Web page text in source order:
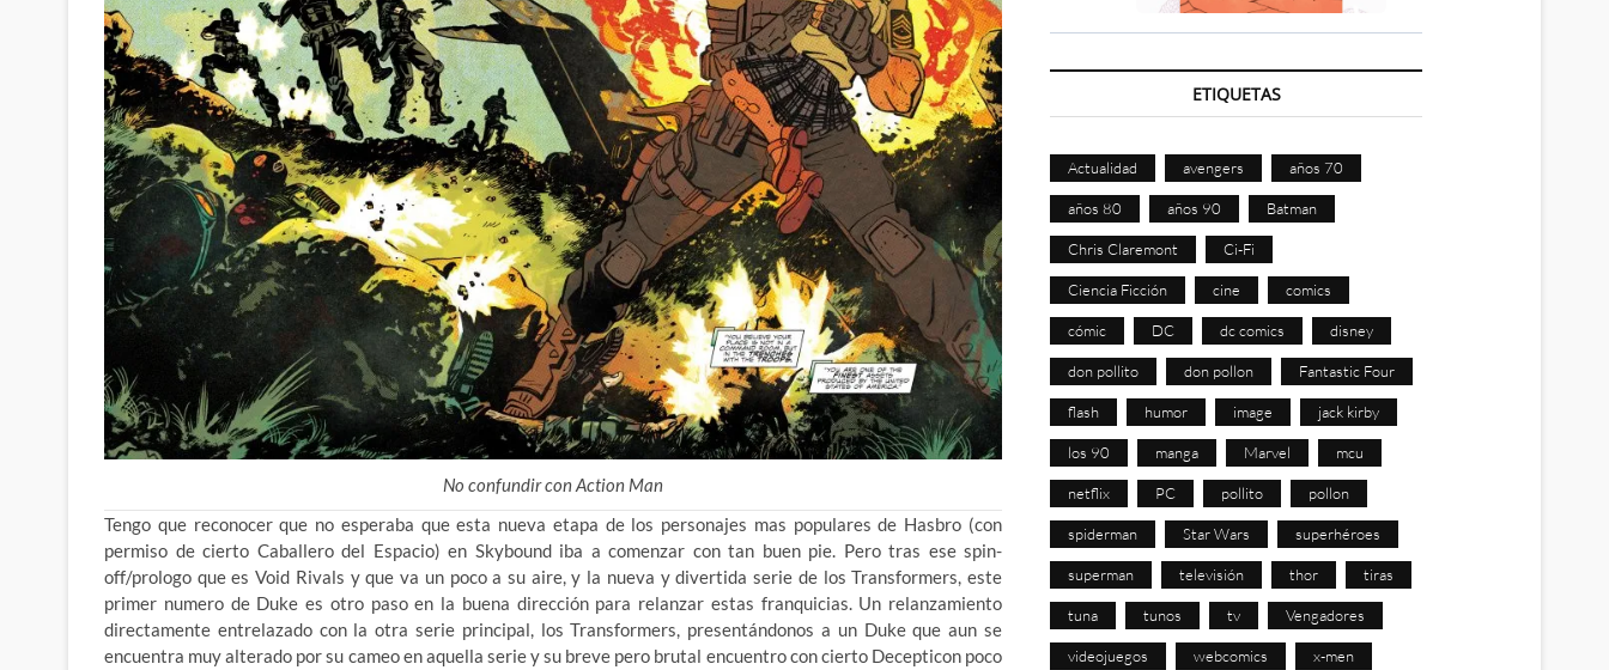
No confundir con Action Man
Tengo que reconocer que no esperaba que esta nueva etapa de los personajes mas populares de Hasbro (con
permiso de cierto Caballero del Espacio) en Skybound iba a comenzar con tan buen pie. Pero tras ese spin-
off/prologo que es Void Rivals y que va un poco a su aire, y la nueva y divertida serie de los Transformers, este
primer numero de Duke es otro paso en la buena dirección para relanzar estas franquicias. Un relanzamiento
directamente entrelazado con la otra serie principal, los Transformers, presentándonos a un Duke que aun se
encuentra muy alterado por su cameo en aquella serie y su breve pero brutal encuentro con cierto Decepticon poco
ETIQUETAS
Actualidad avengers años 70
años 80 años 90 Batman
Chris Claremont Ci-Fi
Ciencia Ficción cine comics
cómic DC dc comics disney
don pollito don pollon Fantastic Four
flash humor image jack kirby
los 90 manga Marvel mcu
netflix PC pollito pollon
spiderman Star Wars superhéroes
superman televisión thor tiras
tuna tunos tv Vengadores
videojuegos webcomics x-men